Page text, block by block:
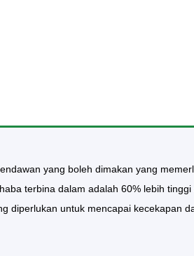
yang boleh dimakan yang
terbina dalam adalah 60% lebih
diperlukan untuk mencapai kecekapan